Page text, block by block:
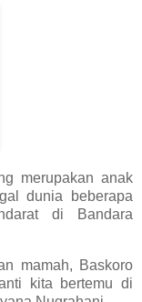
merupakan anak
dunia beberapa
di Bandara
mamah, Baskoro
kita bertemu di